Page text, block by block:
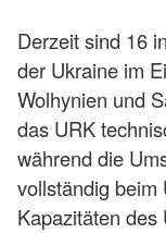
Derzeit sind 16
der Ukraine im
Wolhynien und
das URK
während die
vollständig beim
Kapazitäten des